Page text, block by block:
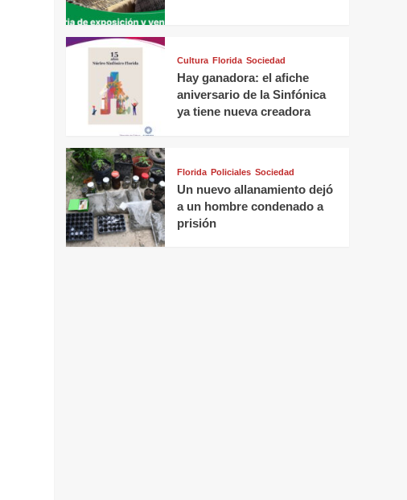
Cultura Florida Sociedad
Hay ganadora: el afiche
aniversario de la Sinfónica
ya tiene nueva creadora
Florida Policiales Sociedad
Un nuevo allanamiento dejó
a un hombre condenado a
prisión